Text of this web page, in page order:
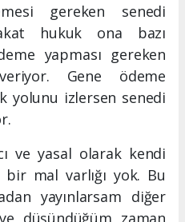
gereken senedi
hukuk ona bazı
yapması gereken
Gene ödeme
yolunu izlersen senedi
ve yasal olarak kendi
mal varlığı yok. Bu
yayınlarsam diğer
düşündüğüm zaman